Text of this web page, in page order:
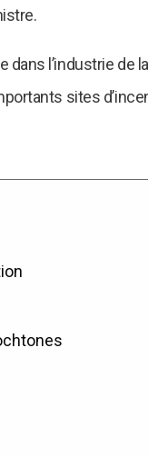
dans l’industrie de
sites